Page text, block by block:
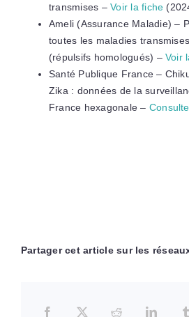
transmises –Voir la fiche
Ameli (Assurance Maladie) –
toutes les maladies
(répulsifs homologués) – Voir
Santé Publique France –
Zika : données de la
France hexagonale –
Partager cet article sur les